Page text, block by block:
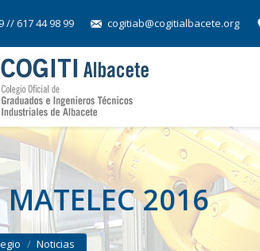
// 617 44 98 99 cogitiab@cogitialbacete.org
2016
Noticias